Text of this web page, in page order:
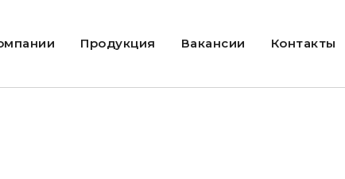
Продукция Вакансии Контакты